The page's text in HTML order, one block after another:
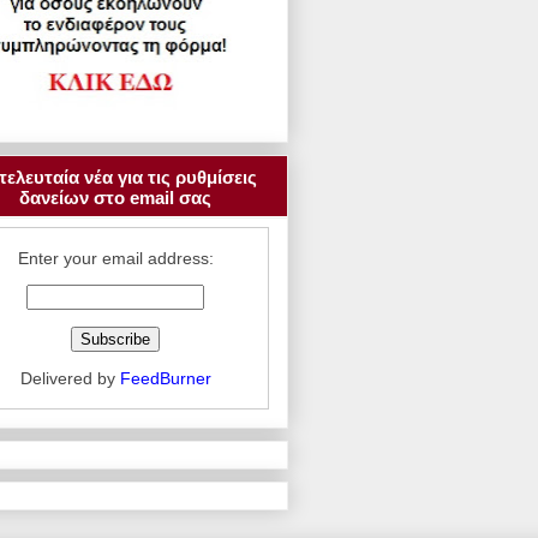
νέα για τις ρυθμίσεις
δανείων στο email σας
Enter your email address:
Delivered by FeedBurner